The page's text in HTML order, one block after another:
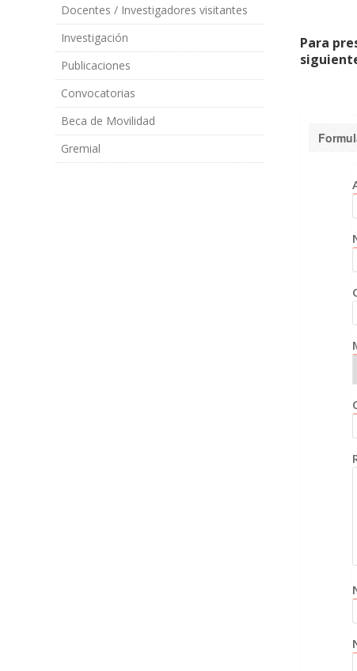
Docentes / Investigadores visitantes
Investigación
Publicaciones
Convocatorias
Beca de Movilidad
Gremial
Para